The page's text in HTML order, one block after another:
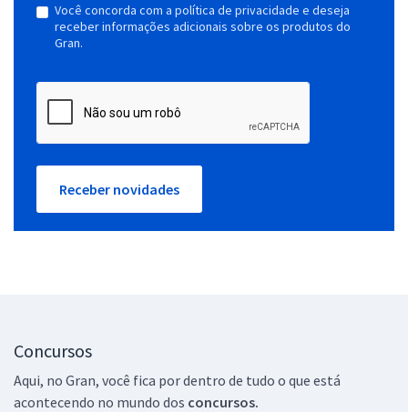
Você concorda com a política de privacidade e deseja
receber informações adicionais sobre os produtos do
Gran.
Receber novidades
Concursos
Aqui, no Gran, você fica por dentro de tudo o que está
acontecendo no mundo dos concursos.